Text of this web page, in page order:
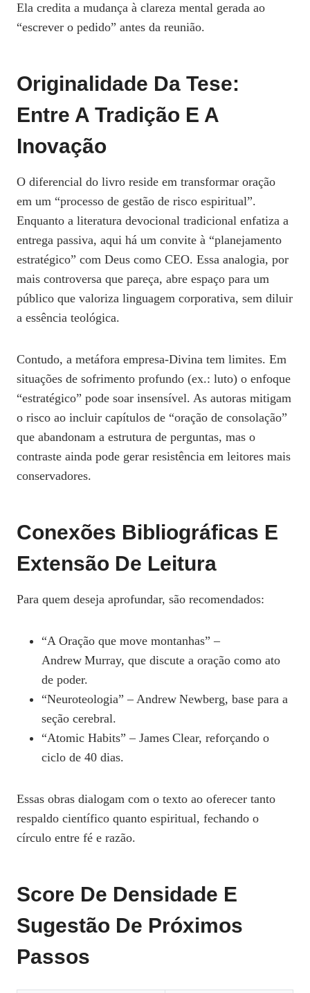
Ela credita a mudança à clareza mental gerada ao
“escrever o pedido” antes da reunião.
Originalidade Da Tese:
Entre A Tradição E A
Inovação
O diferencial do livro reside em transformar oração
em um “processo de gestão de risco espiritual”.
Enquanto a literatura devocional tradicional enfatiza a
entrega passiva, aqui há um convite à “planejamento
estratégico” com Deus como CEO. Essa analogia, por
mais controversa que pareça, abre espaço para um
público que valoriza linguagem corporativa, sem diluir
a essência teológica.
Contudo, a metáfora empresa‑Divina tem limites. Em
situações de sofrimento profundo (ex.: luto) o enfoque
“estratégico” pode soar insensível. As autoras mitigam
o risco ao incluir capítulos de “oração de consolação”
que abandonam a estrutura de perguntas, mas o
contraste ainda pode gerar resistência em leitores mais
conservadores.
Conexões Bibliográficas E
Extensão De Leitura
Para quem deseja aprofundar, são recomendados:
“A Oração que move montanhas” –
Andrew Murray, que discute a oração como ato
de poder.
“Neuroteologia” – Andrew Newberg, base para a
seção cerebral.
“Atomic Habits” – James Clear, reforçando o
ciclo de 40 dias.
Essas obras dialogam com o texto ao oferecer tanto
respaldo científico quanto espiritual, fechando o
círculo entre fé e razão.
Score De Densidade E
Sugestão De Próximos
Passos